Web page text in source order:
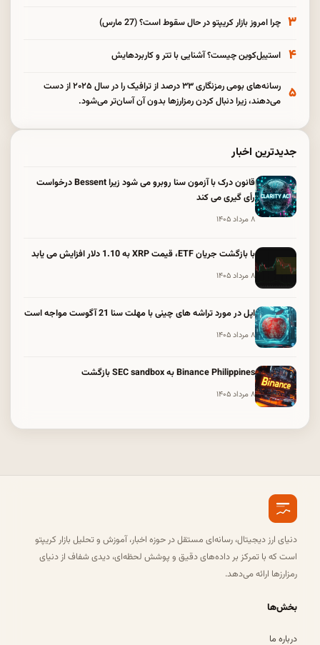
۳ چرا امروز بازار کریپتو در حال سقوط است؟ (27 مارس)
۴ استیبل‌کوین چیست؟ آشنایی با تتر و کاربردهایش
۵
رسانه‌های بومی رمزنگاری ۳۳ درصد از ترافیک را در سال ۲۰۲۵ از دست
می‌دهند، زیرا دنبال کردن رمزارزها بدون آن آسان‌تر می‌شود.
جدیدترین اخبار
قانون درک با آزمون سنا روبرو می شود زیرا Bessent درخواست
رأی گیری می کند
۸ مرداد ۱۴۰۵
با بازگشت جریان ETF، قیمت XRP به 1.10 دلار افزایش می یابد
۸ مرداد ۱۴۰۵
اپل در مورد تراشه های چینی با مهلت سنا 21 آگوست مواجه است
۸ مرداد ۱۴۰۵
Binance Philippines به SEC sandbox بازگشت
۸ مرداد ۱۴۰۵
دنیای ارز دیجیتال، رسانه‌ای مستقل در حوزه اخبار، آموزش و تحلیل بازار کریپتو
است که با تمرکز بر داده‌های دقیق و پوشش لحظه‌ای، دیدی شفاف از دنیای
رمزارزها ارائه می‌دهد.
بخش‌ها
درباره ما